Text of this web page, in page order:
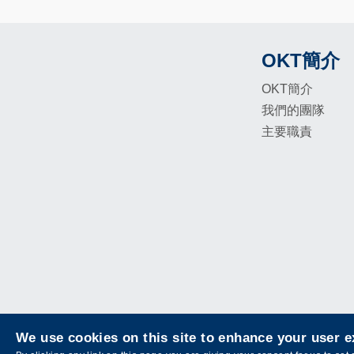
Footer
OKT簡介
OKT簡介
我們的團隊
主要職責
私隱政策 網頁指南
We use cookies on this site to enhance your user